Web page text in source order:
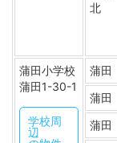
北
蒲田小学校
蒲田1-30-1
学校周
辺
蒲田
蒲田
蒲田